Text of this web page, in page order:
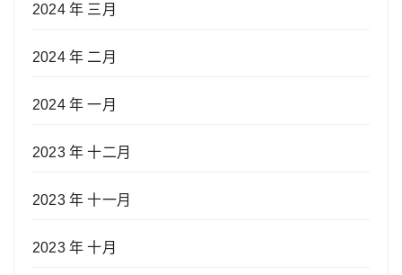
2024 年 三月
2024 年 二月
2024 年 一月
2023 年 十二月
2023 年 十一月
2023 年 十月